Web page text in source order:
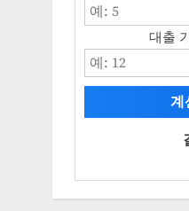
대출
계